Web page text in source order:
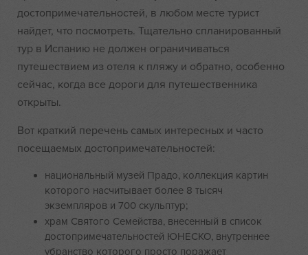
достопримечательностей, в любом месте турист
найдет, что посмотреть. Тщательно спланированный
тур в Испанию не должен ограничиваться
путешествием из отеля к пляжу и обратно, особенно
сейчас, когда все дороги для путешественника
открыты.
Вот краткий перечень самых интересных и часто
посещаемых достопримечательностей:
национальный музей Прадо, коллекция картин
которого насчитывает более 8 тысяч
экземпляров и 700 скульптур;
храм Святого Семейства, внесенный в список
достопримечательностей ЮНЕСКО, внутреннее
убранство которого просто поражает